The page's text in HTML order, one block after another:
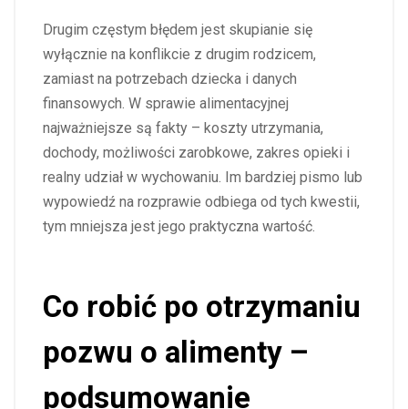
Drugim częstym błędem jest skupianie się
wyłącznie na konflikcie z drugim rodzicem,
zamiast na potrzebach dziecka i danych
finansowych. W sprawie alimentacyjnej
najważniejsze są fakty – koszty utrzymania,
dochody, możliwości zarobkowe, zakres opieki i
realny udział w wychowaniu. Im bardziej pismo lub
wypowiedź na rozprawie odbiega od tych kwestii,
tym mniejsza jest jego praktyczna wartość.
Co robić po otrzymaniu
pozwu o alimenty –
podsumowanie